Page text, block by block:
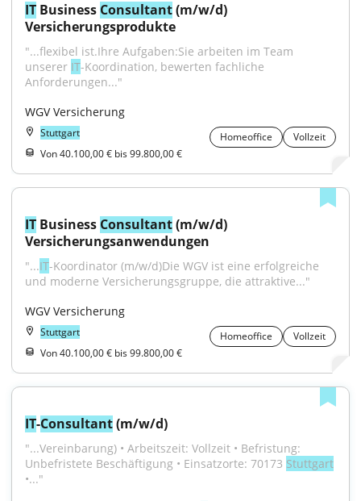
IT Business Consultant (m/w/d)
Versicherungsprodukte
"...flexibel ist.Ihre Aufgaben:Sie arbeiten im Team
unserer IT-Koordination, bewerten fachliche
Anforderungen..."
WGV Versicherung
Stuttgart Homeoffice
Vollzeit
Von 40.100,00 € bis 99.800,00 €
IT Business Consultant (m/w/d)
Versicherungsanwendungen
"...IT-Koordinator (m/w/d)Die WGV ist eine erfolgreiche
und moderne Versicherungsgruppe, die attraktive..."
WGV Versicherung
Stuttgart Homeoffice
Vollzeit
Von 40.100,00 € bis 99.800,00 €
IT-Consultant (m/w/d)
"...Vereinbarung) • Arbeitszeit: Vollzeit • Befristung:
Unbefristete Beschäftigung • Einsatzorte: 70173 Stuttgart
•..."